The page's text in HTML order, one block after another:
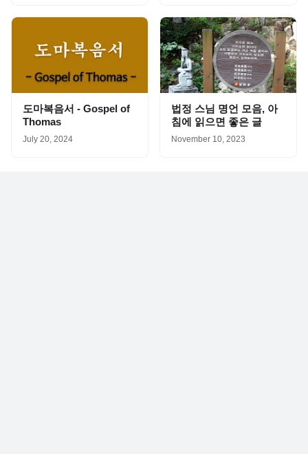
도마복음서 - Gospel of
Thomas
July 20, 2024
법정 스님 명언 모음, 아
침에 읽으면 좋은 글
November 10, 2023